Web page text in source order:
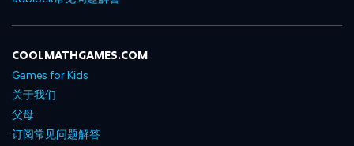
COOLMATHGAMES.COM
Games for Kids
关于我们
父母
订阅常见问题解答